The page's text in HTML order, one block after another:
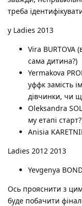
треба
у Ladies 2013
Vira BURTOVA
сама дитина?)
Yermakova
уффк замість
дівчинки, чи
Oleksandra
му етапі
Anisia
Ladies 2012 2013
Yevgenya
Ось прояснити з
буде побачити